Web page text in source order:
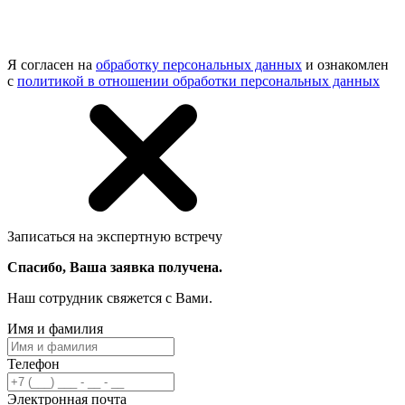
Я согласен на обработку персональных данных и ознакомлен
с политикой в отношении обработки персональных данных
Записаться на экспертную встречу
Спасибо, Ваша заявка получена.
Наш сотрудник свяжется с Вами.
Имя и фамилия
Телефон
Электронная почта